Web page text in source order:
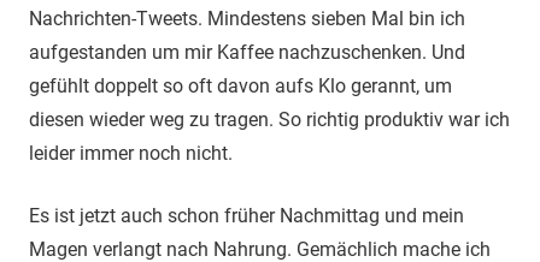
Nachrichten-Tweets. Mindestens sieben Mal bin ich
aufgestanden um mir Kaffee nachzuschenken. Und
gefühlt doppelt so oft davon aufs Klo gerannt, um
diesen wieder weg zu tragen. So richtig produktiv war ich
leider immer noch nicht.
Es ist jetzt auch schon früher Nachmittag und mein
Magen verlangt nach Nahrung. Gemächlich mache ich